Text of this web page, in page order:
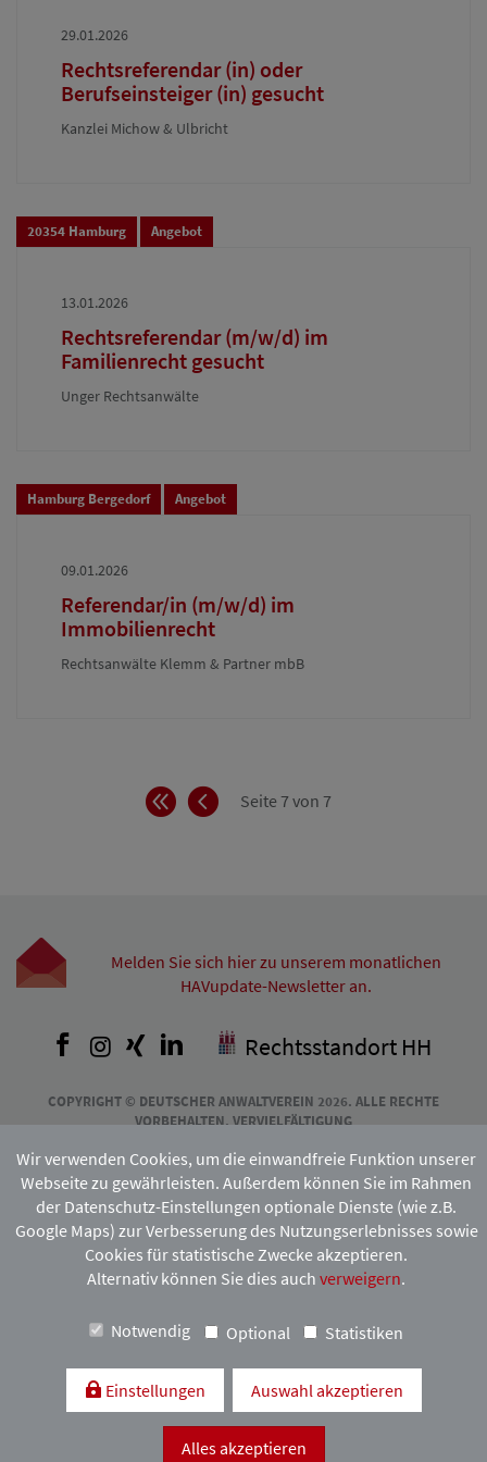
29.01.2026
Rechtsreferendar (in) oder
Berufseinsteiger (in) gesucht
Kanzlei Michow & Ulbricht
20354 Hamburg Angebot
13.01.2026
Rechtsreferendar (m/w/d) im
Familienrecht gesucht
Unger Rechtsanwälte
Hamburg Bergedorf Angebot
09.01.2026
Referendar/in (m/w/d) im
Immobilienrecht
Rechtsanwälte Klemm & Partner mbB
AnfangZurückSeite 7 von 7
Melden Sie sich hier zu unserem monatlichen
HAVupdate-Newsletter an.
Facebook
Instagram
XingLinkedInRechtsstandort HH
COPYRIGHT © DEUTSCHER ANWALTVEREIN 2026. ALLE RECHTE
VORBEHALTEN. VERVIELFÄLTIGUNG
HAMBURGISCHEN ANWALTVEREINS.
Mitgliedschaft:
Kontakt & Anfahrt Impressum Datenschutzerklärung
Wir verwenden Cookies, um die einwandfreie Funktion unserer
Webseite zu gewährleisten. Außerdem können Sie im Rahmen
der Datenschutz-Einstellungen optionale Dienste (wie z.B.
Google Maps) zur Verbesserung des Nutzungserlebnisses sowie
Cookies für statistische Zwecke akzeptieren.
Alternativ können Sie dies auch verweigern.
Notwendig Optional Statistiken
Einstellungen Auswahl akzeptieren
Alles akzeptieren